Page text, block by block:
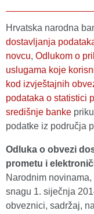
Hrvatska narodna
dostavljanja
novcu, Odlukom o
uslugama koje
kod izvještajnih
podataka o statistici
središnje banke
podatke iz područja
Odluka o obvezi
prometu i
Narodnim
snagu 1. siječnja
obveznici, sadržaj,